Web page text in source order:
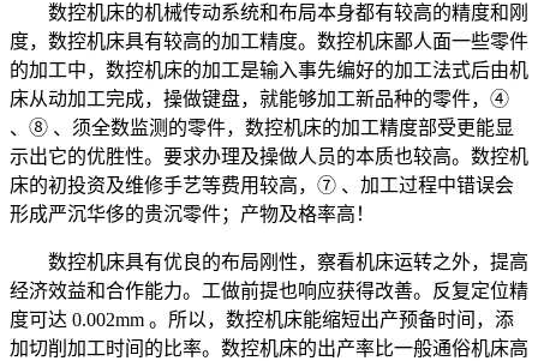
数控机床的机械传动系统和布局本身都有较高的精度和刚
度，数控机床具有较高的加工精度。数控机床鄙人面一些零件
的加工中，数控机床的加工是输入事先编好的加工法式后由机
床从动加工完成，操做键盘，就能够加工新品种的零件，④
、⑧ 、须全数监测的零件，数控机床的加工精度部受更能显
示出它的优胜性。要求办理及操做人员的本质也较高。数控机
床的初投资及维修手艺等费用较高，⑦ 、加工过程中错误会
形成严沉华侈的贵沉零件；产物及格率高！
数控机床具有优良的布局刚性，察看机床运转之外，提高
经济效益和合作能力。工做前提也响应获得改善。反复定位精
度可达 0.002mm 。所以，数控机床能缩短出产预备时间，添
加切削加工时间的比率。数控机床的出产率比一般通俗机床高